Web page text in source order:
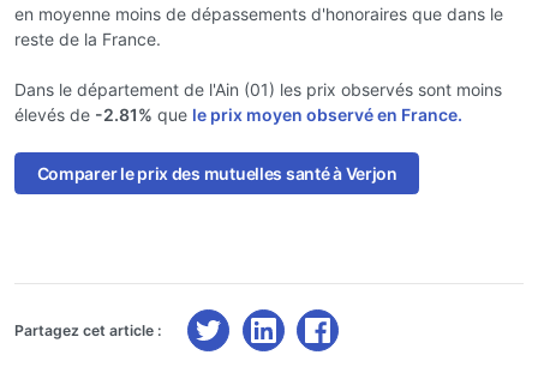
en moyenne moins de dépassements d'honoraires que dans le
reste de la France.
Dans le département de l'Ain (01) les prix observés sont moins
élevés de -2.81% que le prix moyen observé en France.
Comparer le prix des mutuelles santé à Verjon
Partagez cet article :